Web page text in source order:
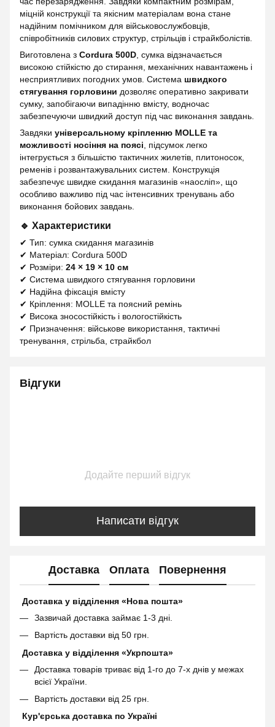
міцній конструкції та якісним матеріалам вона стане
надійним помічником для військовослужбовців,
співробітників силових структур, стрільців і страйкболістів.
Виготовлена з Cordura 500D , сумка відзначається
високою стійкістю до стирання, механічних навантажень і
несприятливих погодних умов. Система швидкого
стягування горловини дозволяє оперативно закривати
сумку, запобігаючи випадінню вмісту, водночас
забезпечуючи швидкий доступ під час виконання завдань.
Завдяки універсальному кріпленню MOLLE та
можливості носіння на поясі , підсумок легко
інтегрується з більшістю тактичних жилетів, плитоносок,
ременів і розвантажувальних систем. Конструкція
забезпечує швидке скидання магазинів «наосліп», що
особливо важливо під час інтенсивних тренувань або
виконання бойових завдань.
🔹 Характеристики
✔ Тип: сумка скидання магазинів
✔ Матеріал: Cordura 500D
✔ Розміри: 24 × 19 × 10 см
✔ Система швидкого стягування горловини
✔ Надійна фіксація вмісту
✔ Кріплення: MOLLE та поясний ремінь
✔ Висока зносостійкість і вологостійкість
✔ Призначення: військове використання, тактичні
тренування, стрільба, страйкбол
Відгуки
Додайте перший відгук
Написати відгук
Доставка Оплата Повернення
Доставка у відділення «Нова пошта»
Зазвичай доставка займає 1-3 дні.
Вартість доставки від 50 грн.
Доставка у відділення «Укрпошта»
Доставка товарів триває від 1-го до 7-х днів у межах
всієї України.
Вартість доставки від 25 грн.
Кур'єрська доставка по Україні